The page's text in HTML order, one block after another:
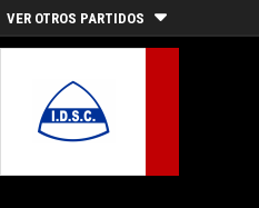
VER OTROS PARTIDOS